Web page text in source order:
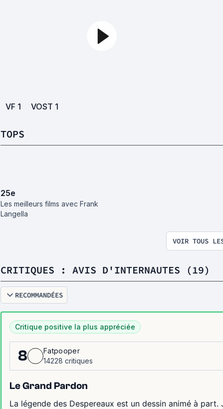
VF 1 VOST 1
TOPS
25e
Les meilleurs films avec Frank
Langella
VOIR TOUS
CRITIQUES : AVIS D'INTERNAUTES (19)
RECOMMANDÉES
Critique positive la plus appréciée
8
Fatpooper
14228 critiques
Le Grand Pardon
La légende des Despereaux est un dessin animé à